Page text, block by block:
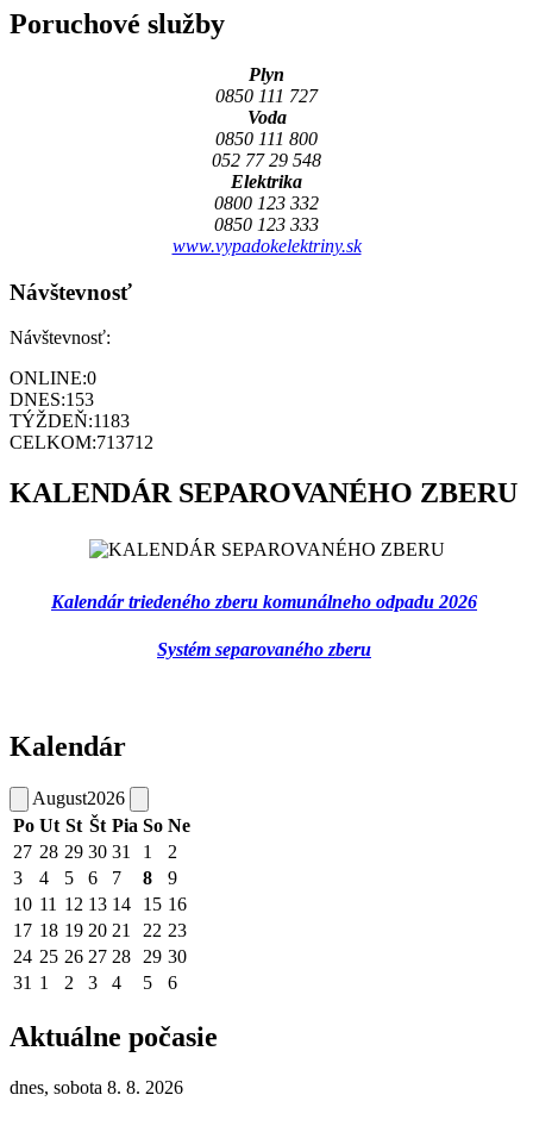
Poruchové služby
Plyn
0850 111 727
Voda
0850 111 800
052 77 29 548
Elektrika
0800 123 332
0850 123 333
www.vypadokelektriny.sk
Návštevnosť
Návštevnosť:
ONLINE:0
DNES:153
TÝŽDEŇ:1183
CELKOM:713712
KALENDÁR SEPAROVANÉHO ZBERU
Kalendár triedeného zberu komunálneho odpadu 2026
Systém separovaného zberu
Kalendár
August2026
Po Ut St Št Pia So Ne
27 28 29 30 31 1
2
3
4 5 6 7 8
9
10 11 12 13 14 15 16
17 18 19 20 21 22 23
24 25 26 27 28 29 30
31 1 2 3 4 5 6
Aktuálne počasie
dnes, sobota 8. 8. 2026